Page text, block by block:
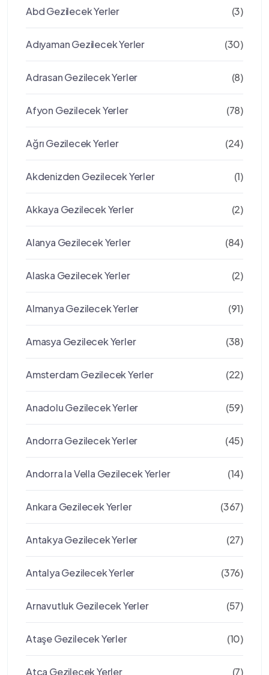
Abd Gezilecek Yerler (3)
Adıyaman Gezilecek Yerler (30)
Adrasan Gezilecek Yerler (8)
Afyon Gezilecek Yerler (78)
Ağrı Gezilecek Yerler (24)
Akdenizden Gezilecek Yerler (1)
Akkaya Gezilecek Yerler (2)
Alanya Gezilecek Yerler (84)
Alaska Gezilecek Yerler (2)
Almanya Gezilecek Yerler (91)
Amasya Gezilecek Yerler (38)
Amsterdam Gezilecek Yerler (22)
Anadolu Gezilecek Yerler (59)
Andorra Gezilecek Yerler (45)
Andorra la Vella Gezilecek Yerler (14)
Ankara Gezilecek Yerler (367)
Antakya Gezilecek Yerler (27)
Antalya Gezilecek Yerler (376)
Arnavutluk Gezilecek Yerler (57)
Ataşe Gezilecek Yerler (10)
Atça Gezilecek Yerler (7)